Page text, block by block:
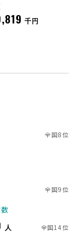
千円
全国8位
全国9位
人 全国14位